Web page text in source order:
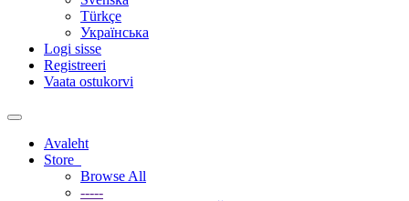
Türkçe
Українська
Logi sisse
Registreeri
Vaata ostukorvi
Toggle
navigationAvaleht
Store
Browse All
-----